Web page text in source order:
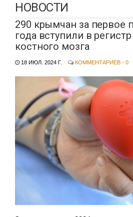
НОВОСТИ
290 крымчан за первое
года вступили в
костного мозга
18 ИЮЛ. 2024 Г. КОММЕНТАРИЕВ - 0